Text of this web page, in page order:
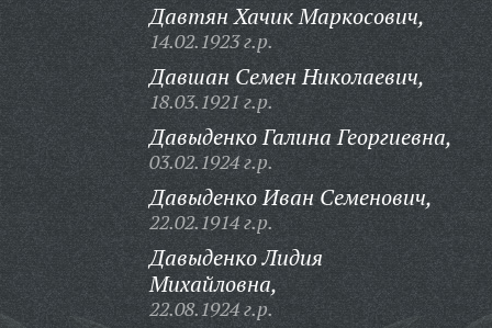
Давтян Хачик Маркосович,
14.02.1923 г.р.
Давшан Семен Николаевич,
18.03.1921 г.р.
Давыденко Галина Георгиевна,
03.02.1924 г.р.
Давыденко Иван Семенович,
22.02.1914 г.р.
Давыденко Лидия
Михайловна,
22.08.1924 г.р.